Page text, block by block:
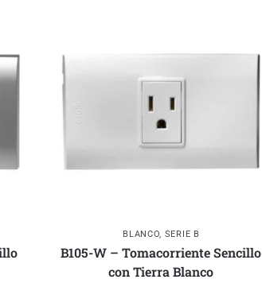
BLANCO, SERIE B
B105-W – Tomacorriente Sencillo
con Tierra Blanco